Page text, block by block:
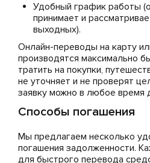
Удобный график работы
принимает и
выходных).
Онлайн-переводы на карту
производятся максимально
тратить на покупки,
не уточняет и не проверят
заявку можно в любое время
Способы погашения
Мы предлагаем несколько
погашения задолженности.
для быстрого перевода